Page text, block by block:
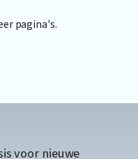
pagina's.
voor nieuwe